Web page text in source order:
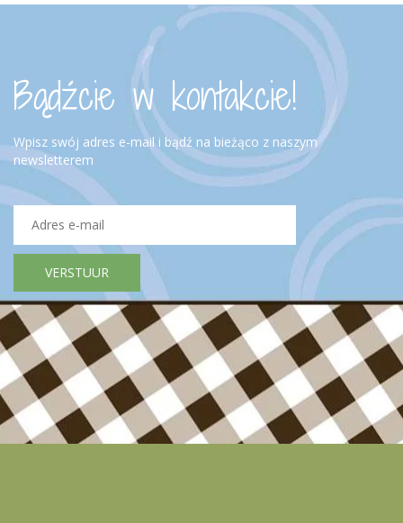
Bądźcie w kontakcie!
Wpisz swój adres e-mail i bądź na bieżąco z naszym
newsletterem